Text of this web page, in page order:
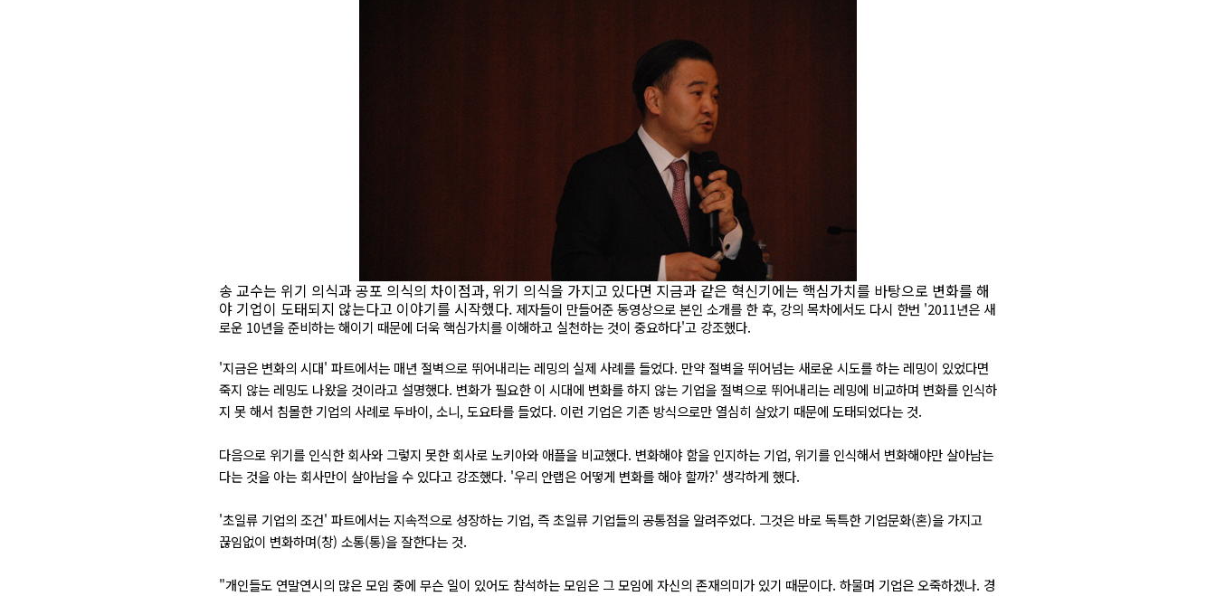
송 교수는 위기 의식과 공포 의식의 차이점과, 위기 의식을 가지고 있다면 지금과 같은 혁신기에는 핵심가치를 바탕으로 변화를 해
야 기업이 도태되지 않는다고 이야기를 시작했다. 제자들이 만들어준 동영상으로 본인 소개를 한 후, 강의 목차에서도 다시 한번 '2011년은 새
로운 10년을 준비하는 해이기 때문에 더욱 핵심가치를 이해하고 실천하는 것이 중요하다'고 강조했다.
'지금은 변화의 시대' 파트에서는 매년 절벽으로 뛰어내리는 레밍의 실제 사례를 들었다. 만약 절벽을 뛰어넘는 새로운 시도를 하는 레밍이 있었다면
죽지 않는 레밍도 나왔을 것이라고 설명했다. 변화가 필요한 이 시대에 변화를 하지 않는 기업을 절벽으로 뛰어내리는 레밍에 비교하며 변화를 인식하
지 못 해서 침몰한 기업의 사례로 두바이, 소니, 도요타를 들었다. 이런 기업은 기존 방식으로만 열심히 살았기 때문에 도태되었다는 것.
다음으로 위기를 인식한 회사와 그렇지 못한 회사로 노키아와 애플을 비교했다. 변화해야 함을 인지하는 기업, 위기를 인식해서 변화해야만 살아남는
다는 것을 아는 회사만이 살아남을 수 있다고 강조했다. '우리 안랩은 어떻게 변화를 해야 할까?' 생각하게 했다.
'초일류 기업의 조건' 파트에서는 지속적으로 성장하는 기업, 즉 초일류 기업들의 공통점을 알려주었다. 그것은 바로 독특한 기업문화(혼)을 가지고
끊임없이 변화하며(창) 소통(통)을 잘한다는 것.
"개인들도 연말연시의 많은 모임 중에 무슨 일이 있어도 참석하는 모임은 그 모임에 자신의 존재의미가 있기 때문이다. 하물며 기업은 오죽하겠나. 경